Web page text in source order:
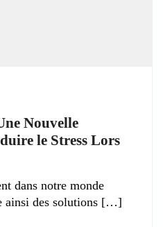
Nouvelle
le Stress Lors
dans notre monde
ainsi des solutions